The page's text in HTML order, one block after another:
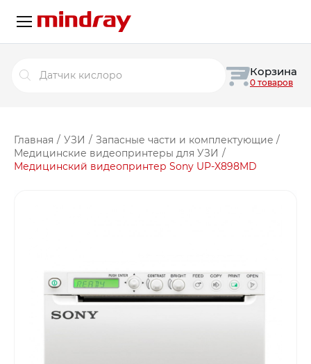
товаров
Корзина
0 товаров
Главная / УЗИ / Запасные части и комплектующие /
Медицинские видеопринтеры для УЗИ /
Медицинский видеопринтер Sony UP-X898MD